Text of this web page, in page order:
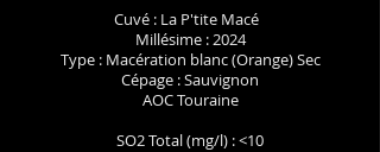
Cuvé : La P'tite Macé
Millésime : 2024
Type : Macération blanc (Orange) Sec
Cépage : Sauvignon
AOC Touraine
SO2 Total (mg/l) : <10